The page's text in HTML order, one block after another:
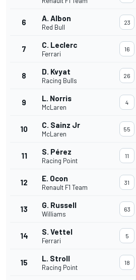
6 A. Albon
Red Bull
23
7 C. Leclerc
Ferrari
16
8 D. Kvyat
Racing Bulls
26
9 L. Norris
McLaren
4
10 C. Sainz Jr
McLaren
55
11 S. Pérez
Racing Point
11
12 E. Ocon
Renault F1 Team
31
13 G. Russell
Williams
63
14 S. Vettel
Ferrari
5
15 L. Stroll
Racing Point
18